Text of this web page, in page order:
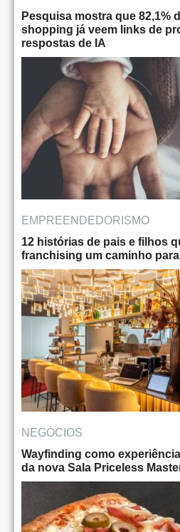
Pesquisa mostra que 82,1%
shopping já veem links de
respostas de IA
EMPREENDEDORISMO
12 histórias de pais e filhos
franchising um caminho
NEGÓCIOS
Wayfinding como
da nova Sala Priceless